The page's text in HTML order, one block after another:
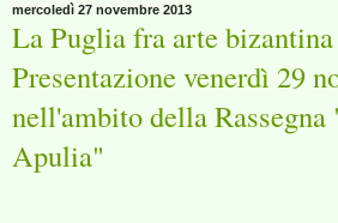
mercoledì 27 novembre 2013
La Puglia fra arte bizantina
Presentazione venerdì 29
nell'ambito della
Apulia"